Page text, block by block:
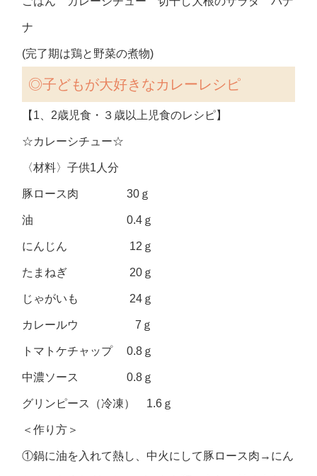
ナ
(完了期は鶏と野菜の煮物)
◎子どもが大好きなカレーレシピ
【1、2歳児食・３歳以上児食のレシピ】
☆カレーシチュー☆
〈材料〉子供1人分
豚ロース肉 30ｇ
油 0.4ｇ
にんじん 12ｇ
たまねぎ 20ｇ
じゃがいも 24ｇ
カレールウ 7ｇ
トマトケチャップ 0.8ｇ
中濃ソース 0.8ｇ
グリンピース（冷凍） 1.6ｇ
＜作り方＞
①鍋に油を入れて熱し、中火にして豚ロース肉→にん